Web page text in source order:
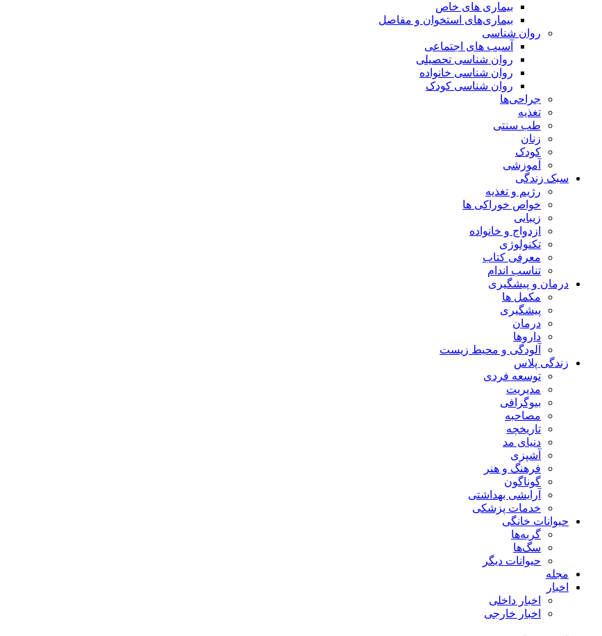
بیماری های خاص
بیماری‌های استخوان و مفاصل
روان شناسی
آسیب های اجتماعی
روان شناسی تحصیلی
روان شناسی خانواده
روان شناسی کودک
جراحی‌ها
تغذیه
طب سنتی
زنان
کودک
آموزشی
سبک زندگی
رژیم و تغذیه
خواص خوراکی ها
زیبایی
ازدواج و خانواده
تکنولوژی
معرفی کتاب
تناسب اندام
درمان و پیشگیری
مکمل ها
پیشگیری
درمان
داروها
آلودگی و محیط زیست
زندگی پلاس
توسعه فردی
مدیریت
بیوگرافی
مصاحبه
تاریخچه
دنیای مد
آشپزی
فرهنگ و هنر
گوناگون
آرایشی بهداشتی
خدمات پزشکی
حیوانات خانگی
گربه‌ها
سگ‌ها
حیوانات دیگر
مجله
اخبار
اخبار داخلی
اخبار خارجی